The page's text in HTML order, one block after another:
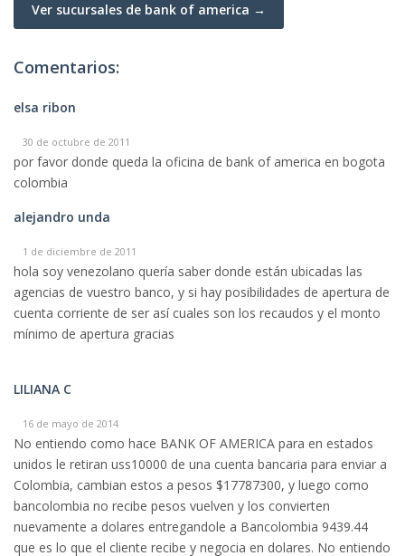
Ver sucursales de bank of america →
Comentarios:
elsa ribon
30 de octubre de 2011
por favor donde queda la oficina de bank of america en bogota
colombia
alejandro unda
1 de diciembre de 2011
hola soy venezolano quería saber donde están ubicadas las
agencias de vuestro banco, y si hay posibilidades de apertura de
cuenta corriente de ser así cuales son los recaudos y el monto
mínimo de apertura gracias
LILIANA C
16 de mayo de 2014
No entiendo como hace BANK OF AMERICA para en estados
unidos le retiran uss10000 de una cuenta bancaria para enviar a
Colombia, cambian estos a pesos $17787300, y luego como
bancolombia no recibe pesos vuelven y los convierten
nuevamente a dolares entregandole a Bancolombia 9439.44
que es lo que el cliente recibe y negocia en dolares. No entiendo